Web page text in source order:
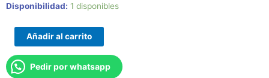
Disponibilidad: 1 disponibles
Trapo
Bhr6914gl
Para
Aspiradora
Añadir al carrito
Pedir por whatsapp